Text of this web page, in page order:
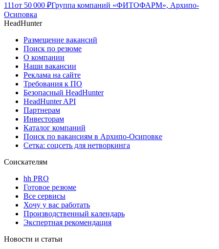
111от 50 000 ₽Группа компаний «ФИТОФАРМ», Архипо-
Осиповка
HeadHunter
Размещение вакансий
Поиск по резюме
О компании
Наши вакансии
Реклама на сайте
Требования к ПО
Безопасный HeadHunter
HeadHunter API
Партнерам
Инвесторам
Каталог компаний
Поиск по вакансиям в Архипо-Осиповке
Сетка: соцсеть для нетворкинга
Соискателям
hh PRO
Готовое резюме
Все сервисы
Хочу у вас работать
Производственный календарь
Экспертная рекомендация
Новости и статьи